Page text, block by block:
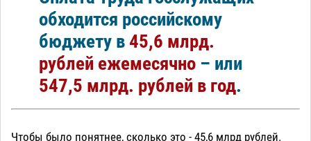
обходится российскому
бюджету в45,6 млрд.
рублей ежемесячно – или
547,5 млрд. рублей в год.
Чтобы было понятнее, сколько это - 45,6 млрд рублей.